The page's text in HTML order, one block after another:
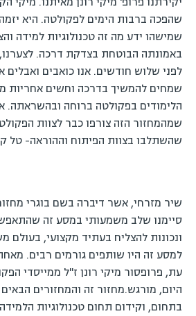
שהפכה ברבות הימים לפקולטה. היא
שמישהו ידע מה זה טכנולוגיות למידה
באמונתה הבוטחת בצדקת דרכה.
לפני שלוש חודשים. אנו כואבים
שמחים להמשיך בדרכה וחשים אחריות
הלימודים בפקולטה ברוחה ובהשראתה.
שמהמחזור הזה צורפו כבר לצוות
שהשתלבו בצוות הפיתוח וההוראה- טל
שיר מזרחי, אשר דיברה בשם בוגרי
סיימנו שלב משמעותי במסע זה
ונכונות להצליח בעתיד מקצועי, בעולם
למסע זה היו שותפים גורמים רבים.
עת, פרופסור מיקי רונן ז"ל ממייסדי
היום, מורגש.מחזור זה והמחזורים
בתחום, וקידום תחום טכנולוגיות